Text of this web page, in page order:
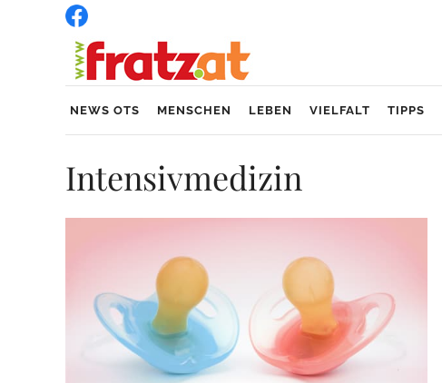
NEWS OTS MENSCHEN LEBEN VIELFALT TIPPS
Intensivmedizin